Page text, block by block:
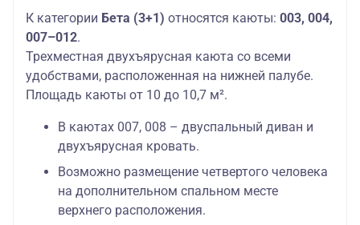
К категории Бета (3+1) относятся каюты: 003, 004,
007–012.
Трехместная двухъярусная каюта со всеми
удобствами, расположенная на нижней палубе.
Площадь каюты от 10 до 10,7 м².
В каютах 007, 008 – двуспальный диван и
двухъярусная кровать.
Возможно размещение четвертого человека
на дополнительном спальном месте
верхнего расположения.